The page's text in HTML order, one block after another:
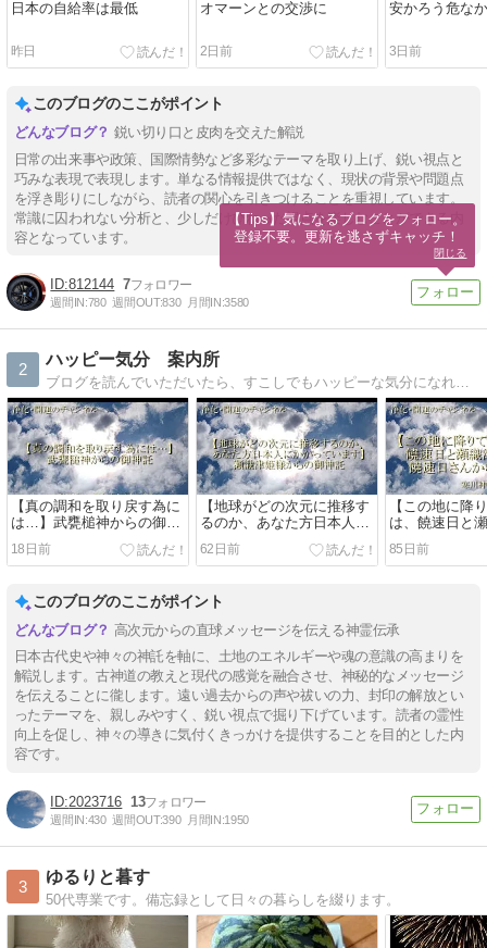
日本の自給率は最低
昨日
オマーンとの交渉に
2日前
安かろう危な
3日前
このブログのここがポイント
鋭い切り口と皮肉を交えた解説
日常の出来事や政策、国際情勢など多彩なテーマを取り上げ、鋭い視点と
巧みな表現で表現します。単なる情報提供ではなく、現状の背景や問題点
を浮き彫りにしながら、読者の関心を引きつけることを重視しています。
常識に囚われない分析と、少しだけひねった視点を楽しむことができる内
容となっています。
812144 7
週間IN:780 週間OUT:830 月間IN:3580
2
ハッピー気分 案内所
ブログを読んでいただいたら、すこしでもハッピーな気分になれますように、がんばりたいと思いますー。
【真の調和を取り戻す為に
は…】武甕槌神からの御神
18日前
【地球がどの次元に推移す
るのか、あなた方日本人に
かかっています】
62日前
【この地に降
は、饒速日と
る】饒速日命
寒川神社
85日前
このブログのここがポイント
高次元からの直球メッセージを伝える神霊伝承
日本古代史や神々の神託を軸に、土地のエネルギーや魂の意識の高まりを
解説します。古神道の教えと現代の感覚を融合させ、神秘的なメッセージ
を伝えることに徿します。遠い過去からの声や祓いの力、封印の解放とい
ったテーマを、親しみやすく、鋭い視点で掘り下げています。読者の霊性
向上を促し、神々の導きに気付くきっかけを提供することを目的とした内
容です。
2023716 13
週間IN:430 週間OUT:390 月間IN:1950
3
ゆるりと暮す
50代専業です。備忘録として日々の暮らしを綴ります。
【Tips】気になるブログをフォロー。
登録不要。更新を逃さずキャッチ！
閉じる